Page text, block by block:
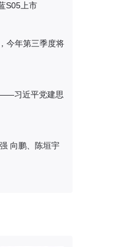
S05上市
今年第三季度将
习近平党建思
向鹏、陈垣宇